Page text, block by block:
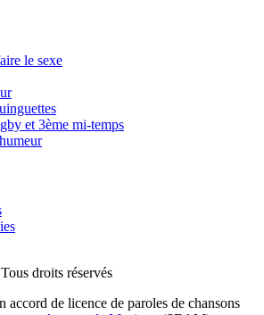
le sexe
et 3ème mi-temps
droits réservés
accord de licence de paroles de chansons